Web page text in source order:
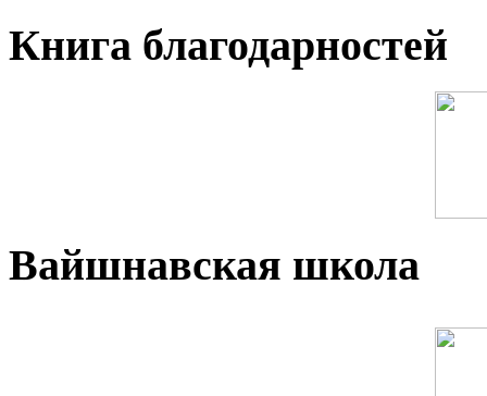
Книга благодарностей
Вайшнавская школа